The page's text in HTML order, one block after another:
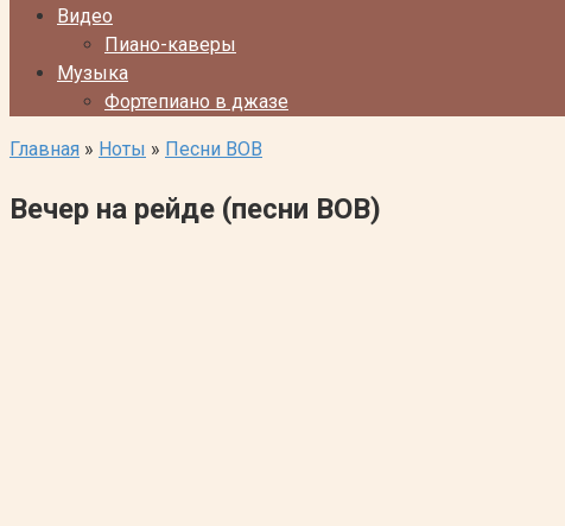
Видео
Пиано-каверы
Музыка
Фортепиано в джазе
Главная » Ноты » Песни ВОВ
Вечер на рейде (песни ВОВ)